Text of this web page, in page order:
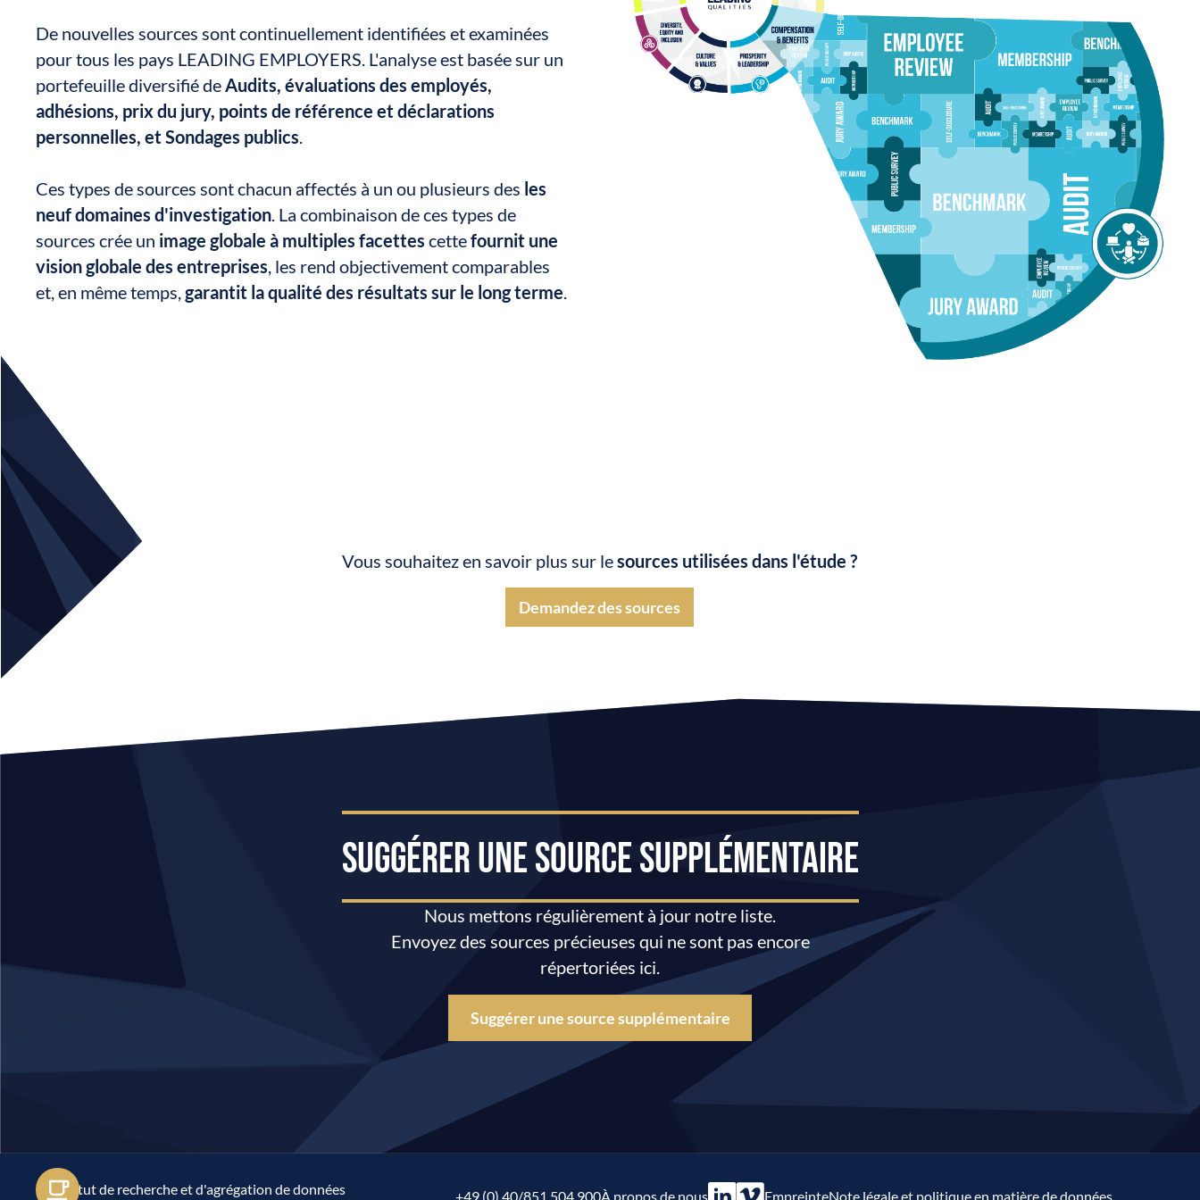
De nouvelles sources sont continuellement identifiées et examinées
pour tous les pays LEADING EMPLOYERS. L'analyse est basée sur un
portefeuille diversifié deAudits, évaluations des employés,
adhésions, prix du jury, points de référence et déclarations
personnelles, etSondages publics.
Ces types de sources sont chacun affectés à un ou plusieurs des les
neuf domaines d'investigation. La combinaison de ces types de
sources crée un image globale à multiples facettes cettefournit une
vision globale des entreprises, les rend objectivement comparables
et, en même temps,garantit la qualité des résultats sur le long terme.
Vous souhaitez en savoir plus sur lesources utilisées dans l'étude ?
Demandez des sources
SUGGÉRER UNE SOURCE SUPPLÉMENTAIRE
Nous mettons régulièrement à jour notre liste.
Envoyez des sources précieuses qui ne sont pas encore
répertoriées ici.
Suggérer une source supplémentaire
Rencontrons-nous en ligne
© Institut de recherche et d'agrégation de données +49 (0) 40/851 504 900À propos de nous EmpreinteNote légale et politique en matière de données